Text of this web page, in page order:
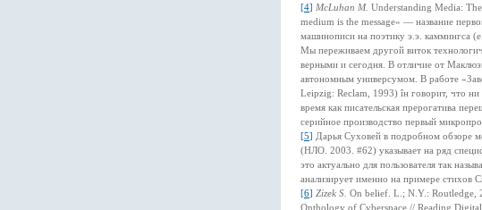
[4] McLuhan M. Understanding Media:
medium is the message» — название
машинописи на поэтику э.э. каммингса
Мы переживаем другой виток
верными и сегодня. В отличие от
автономным универсумом. В работе
Leipzig: Reclam, 1993) îн говорит, что
время как писательская прерогатива
серийное производство первый
[5] Дарья Суховей в подробном обзоре
(НЛО. 2003. #62) указывает на ряд
это актуально для пользователя так
анализирует именно на примере стихов
[6] Zizek S. On belief. L.; N.Y.: Routledge,
Onthology of Cyberspace // Reading